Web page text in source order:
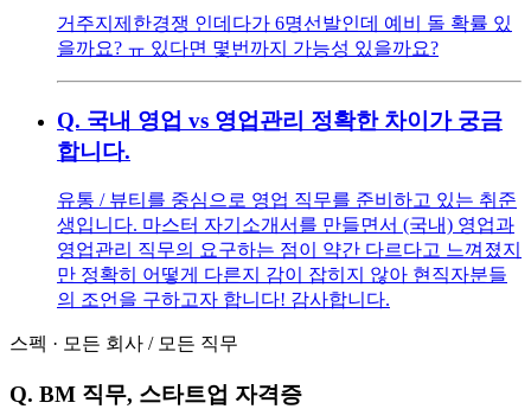
거주지제한경쟁 인데다가 6명선발인데 예비 돌 확률 있
을까요? ㅠ 있다면 몇번까지 가능성 있을까요?
Q. 국내 영업 vs 영업관리 정확한 차이가 궁금
합니다.
유통 / 뷰티를 중심으로 영업 직무를 준비하고 있는 취준
생입니다. 마스터 자기소개서를 만들면서 (국내) 영업과
영업관리 직무의 요구하는 점이 약간 다르다고 느껴졌지
만 정확히 어떻게 다른지 감이 잡히지 않아 현직자분들
의 조언을 구하고자 합니다! 감사합니다.
스펙 · 모든 회사 / 모든 직무
Q. BM 직무, 스타트업 자격증